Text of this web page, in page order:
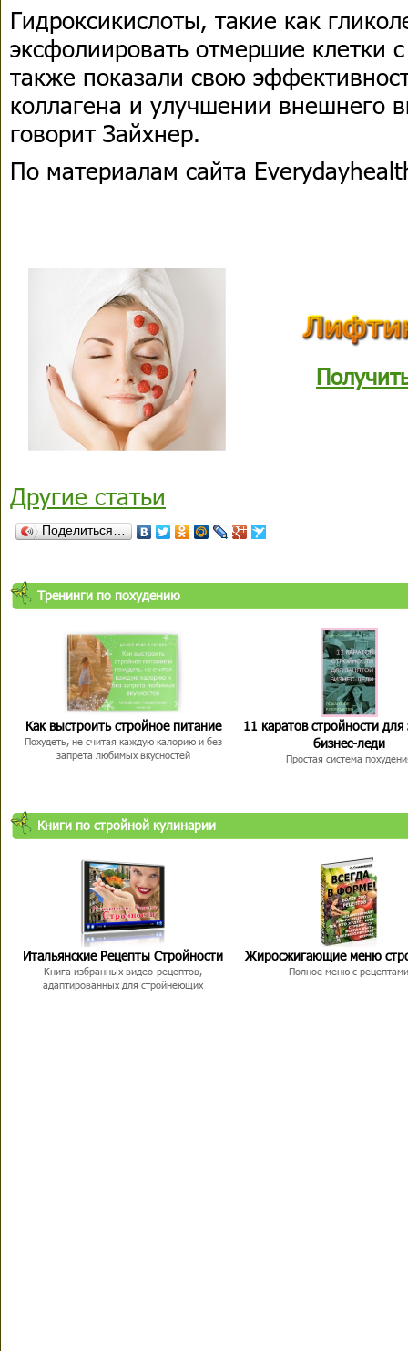
Гидроксикислоты, такие как
эксфолиировать отмершие клетки
также показали свою
коллагена и улучшении внешнего
говорит Зайхнер.
По материалам сайта
Другие статьи
Поделиться…
Тренинги по похудению
Как выстроить стройное питание
Похудеть, не считая каждую калорию и без
запрета любимых вкусностей
11 каратов стройности для
бизнес-леди
Простая система
Книги по стройной кулинарии
Итальянские Рецепты Стройности
Книга избранных видео-рецептов,
адаптированных для стройнеющих
Жиросжигающие меню
Полное меню с рецептами